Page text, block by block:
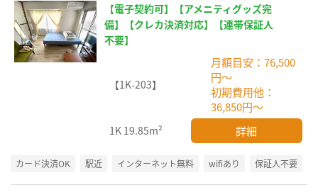
【電子契約可】【アメニティグッズ完
備】【クレカ決済対応】【連帯保証人
不要】
【1K-203】
月額目安：76,500
円～
初期費用他：
36,850円～
1K 19.85m² 詳細
カード決済OK 駅近 インターネット無料 wifiあり 保証人不要